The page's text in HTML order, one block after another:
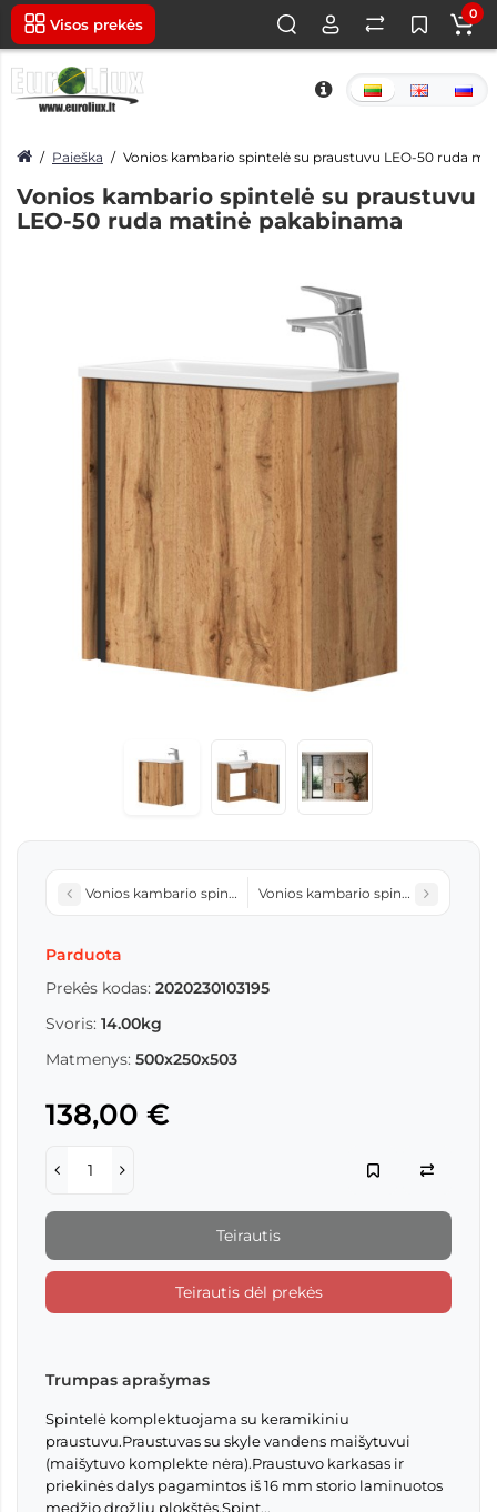
Visos prekės
0
Paieška Vonios kambario spintelė su praustuvu LEO-50 ruda
Vonios kambario spintelė su praustuvu
LEO-50 ruda matinė pakabinama
Vonios kambario spintelė su praustuvu LEO-50 balta
Vonios kambario spintelė su
Parduota
Prekės kodas: 2020230103195
Svoris: 14.00kg
Matmenys: 500x250x503
138,00 €
Teirautis
Teirautis dėl prekės
Trumpas aprašymas
Spintelė komplektuojama su keramikiniu
praustuvu.Praustuvas su skyle vandens maišytuvui
(maišytuvo komplekte nėra).Praustuvo karkasas ir
priekinės dalys pagamintos iš 16 mm storio laminuotos
medžio drožlių plokštės.Spint...